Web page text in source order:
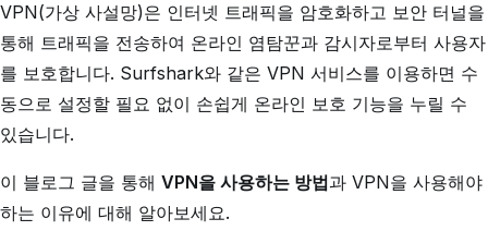
VPN(가상 사설망)은 인터넷 트래픽을 암호화하고 보안 터널을
통해 트래픽을 전송하여 온라인 염탐꾼과 감시자로부터 사용자
를 보호합니다. Surfshark와 같은 VPN 서비스를 이용하면 수
동으로 설정할 필요 없이 손쉽게 온라인 보호 기능을 누릴 수
있습니다.
이 블로그 글을 통해 VPN을 사용하는 방법과 VPN을 사용해야
하는 이유에 대해 알아보세요.